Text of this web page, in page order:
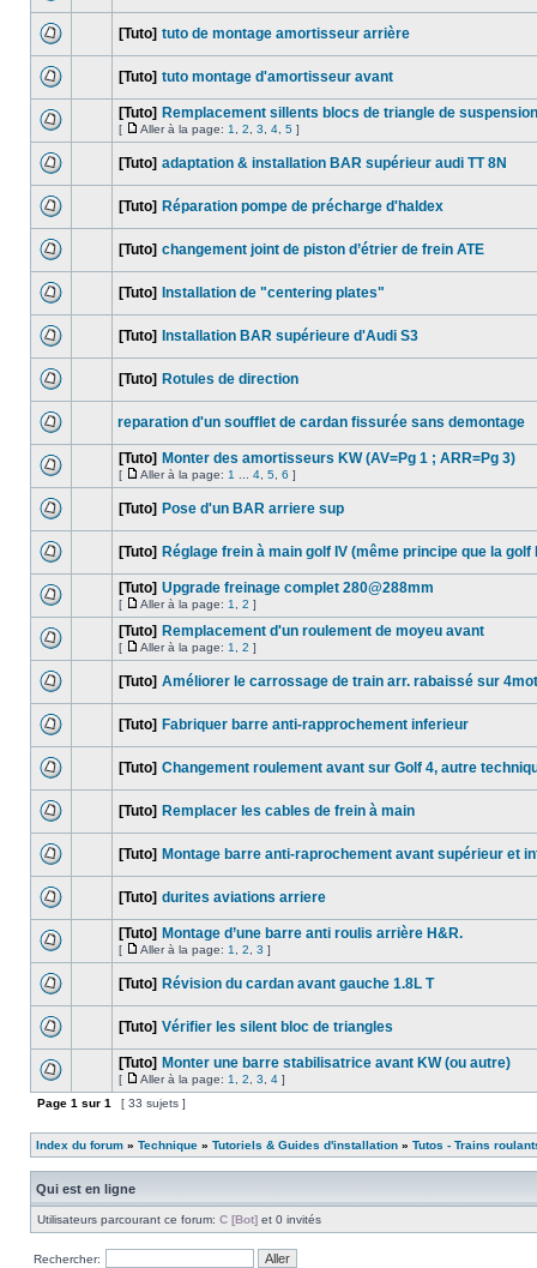
[Tuto] tuto de montage amortisseur arrière
[Tuto] tuto montage d'amortisseur avant
[Tuto] Remplacement sillents blocs de triangle de suspension
[ Aller à la page: 1 2 3 4 5 ]
[Tuto] adaptation & installation BAR supérieur audi TT 8N
[Tuto] Réparation pompe de précharge d'haldex
[Tuto] changement joint de piston d’étrier de frein ATE
[Tuto] Installation de "centering plates"
[Tuto] Installation BAR supérieure d'Audi S3
[Tuto] Rotules de direction
reparation d'un soufflet de cardan fissurée sans demontage
[Tuto] Monter des amortisseurs KW (AV=Pg 1 ; ARR=Pg 3)
[ Aller à la page: 1 4 5 6 ]
[Tuto] Pose d'un BAR arriere sup
[Tuto] Réglage frein à main golf IV (même principe que la golf
[Tuto] Upgrade freinage complet 280@288mm
[ Aller à la page: 1 2 ]
[Tuto] Remplacement d'un roulement de moyeu avant
[ Aller à la page: 1 2 ]
[Tuto] Améliorer le carrossage de train arr. rabaissé sur
[Tuto] Fabriquer barre anti-rapprochement inferieur
[Tuto] Changement roulement avant sur Golf 4, autre
[Tuto] Remplacer les cables de frein à main
[Tuto] Montage barre anti-raprochement avant supérieur et
[Tuto] durites aviations arriere
[Tuto] Montage d’une barre anti roulis arrière H&R.
[ Aller à la page: 1 2 3 ]
[Tuto] Révision du cardan avant gauche 1.8L T
[Tuto] Vérifier les silent bloc de triangles
[Tuto] Monter une barre stabilisatrice avant KW (ou autre)
[ Aller à la page: 1 2 3 4 ]
Page 1 sur 1 [ 33 sujets ]
Index du forum » Technique » Tutoriels & Guides d'installation » Tutos - Trains
Qui est en ligne
Utilisateurs parcourant ce forum: C [Bot] et 0 invités
Rechercher: